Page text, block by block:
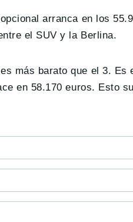
arranca en los
el SUV y la Berlina.
más barato que el 3. Es
en 58.170 euros. Esto